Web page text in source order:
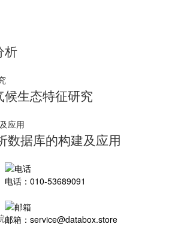
析
生态特征研究
数据库的构建及应用
电话：010-53689091
邮箱：service@databox.store